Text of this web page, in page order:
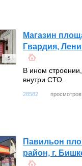
5
Магазин
Гвардия,
В ином
внутри СТО.
28582
Павильон
район, г.